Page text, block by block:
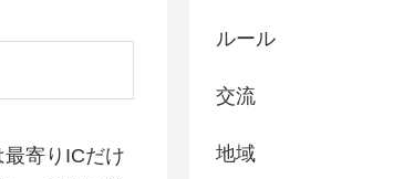
寄りICだけ
ルール
交流
地域